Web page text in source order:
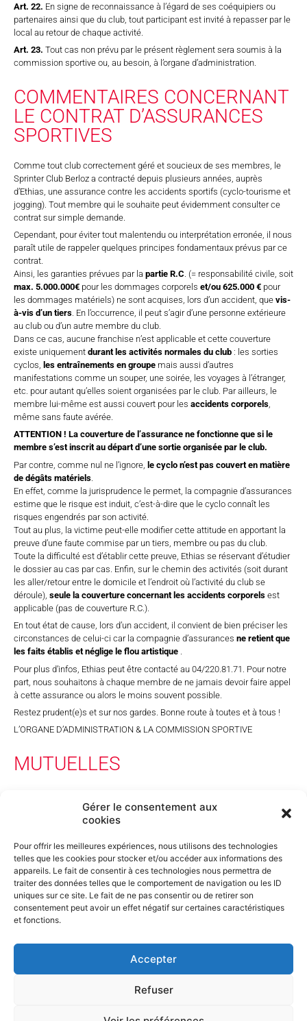
Gérer le consentement aux
cookies
Pour offrir les meilleures expériences, nous utilisons des technologies
telles que les cookies pour stocker et/ou accéder aux informations des
appareils. Le fait de consentir à ces technologies nous permettra de
traiter des données telles que le comportement de navigation ou les ID
uniques sur ce site. Le fait de ne pas consentir ou de retirer son
consentement peut avoir un effet négatif sur certaines caractéristiques
et fonctions.
Accepter
Refuser
Art. 22. En signe de reconnaissance à l’égard de ses coéquipiers ou
partenaires ainsi que du club, tout participant est invité à repasser par le
local au retour de chaque activité.
Art. 23. Tout cas non prévu par le présent règlement sera soumis à la
commission sportive ou, au besoin, à l’organe d’administration.
COMMENTAIRES CONCERNANT
LE CONTRAT D’ASSURANCES
SPORTIVES
Comme tout club correctement géré et soucieux de ses membres, le
Sprinter Club Berloz a contracté depuis plusieurs années, auprès
d’Ethias, une assurance contre les accidents sportifs (cyclo-tourisme et
jogging). Tout membre qui le souhaite peut évidemment consulter ce
contrat sur simple demande.
Cependant, pour éviter tout malentendu ou interprétation erronée, il nous
paraît utile de rappeler quelques principes fondamentaux prévus par ce
contrat.
Ainsi, les garanties prévues par la partie R.C. (= responsabilité civile, soit
max. 5.000.000€ pour les dommages corporels et/ou 625.000 € pour
les dommages matériels) ne sont acquises, lors d’un accident, que vis-
à-vis d’un tiers. En l’occurrence, il peut s’agir d’une personne extérieure
au club ou d’un autre membre du club.
Dans ce cas, aucune franchise n’est applicable et cette couverture
existe uniquement durant les activités normales du club : les sorties
cyclos, les entraînements en groupe mais aussi d’autres
manifestations comme un souper, une soirée, les voyages à l’étranger,
etc. pour autant qu’elles soient organisées par le club. Par ailleurs, le
membre lui-même est aussi couvert pour les accidents corporels,
même sans faute avérée.
ATTENTION ! La couverture de l’assurance ne fonctionne que si le
membre s’est inscrit au départ d’une sortie organisée par le club.
Par contre, comme nul ne l’ignore, le cyclo n’est pas couvert en matière
de dégâts matériels
En effet, comme la jurisprudence le permet, la compagnie d’assurances
estime que le risque est induit, c’est-à-dire que le cyclo connaît les
risques engendrés par son activité.
Tout au plus, la victime peut-elle modifier cette attitude en apportant la
preuve d’une faute commise par un tiers, membre ou pas du club.
Toute la difficulté est d’établir cette preuve, Ethias se réservant d’étudier
le dossier au cas par cas. Enfin, sur le chemin des activités (soit durant
les aller/retour entre le domicile et l’endroit où l’activité du club se
déroule), seule la couverture concernant les accidents corporels est
applicable (pas de couverture R.C.).
En tout état de cause, lors d’un accident, il convient de bien préciser les
circonstances de celui-ci car la compagnie d’assurances ne retient que
les faits établis et néglige le flou artistique .
Pour plus d’infos, Ethias peut être contacté au 04/220.81.71. Pour notre
part, nous souhaitons à chaque membre de ne jamais devoir faire appel
à cette assurance ou alors le moins souvent possible.
Restez prudent(e)s et sur nos gardes. Bonne route à toutes et à tous !
L’ORGANE D’ADMINISTRATION & LA COMMISSION SPORTIVE
MUTUELLES
Parce que bouger c’est bon pour la santé, certaines mutuelles vous
sportif.
Comment recevoir votre remboursement ?
Une seule condition est à remplir : vous devez être en ordre de
cotisation.
La suite est assez simple : procurez-vous le formulaire de demande de
votre mutuelle, faites-y apposer le cachet du club et renvoyez-le à